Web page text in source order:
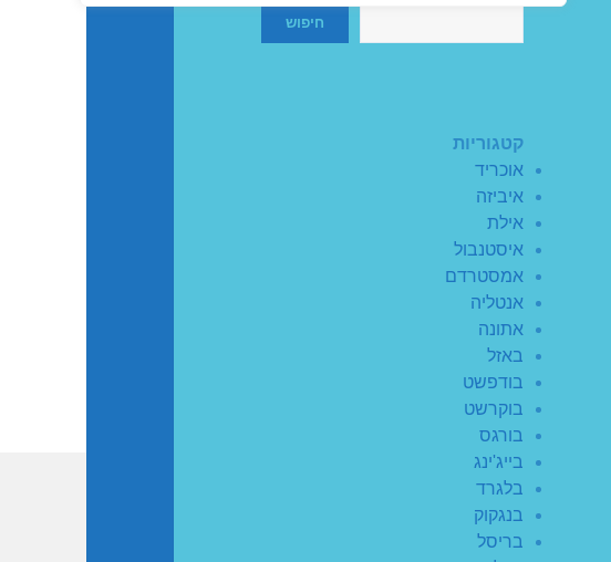
חיפוש
קטגוריות
אוכריד
איביזה
אילת
איסטנבול
אמסטרדם
אנטליה
אתונה
באזל
בודפשט
בוקרשט
בורגס
בייג'ינג
בלגרד
בנגקוק
בריסל